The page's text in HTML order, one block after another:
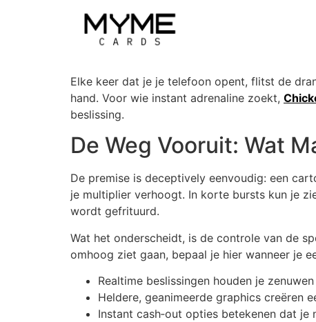
Elke keer dat je je telefoon opent, flitst de
hand. Voor wie instant adrenaline zoekt,
beslissing.
De Weg Vooruit: Wat
De premise is deceptively eenvoudig: een
je multiplier verhoogt. In korte bursts kun je
wordt gefrituurd.
Wat het onderscheidt, is de controle van de
omhoog ziet gaan, bepaal je hier wanneer je
Realtime beslissingen houden je
Heldere, geanimeerde graphics creëren
Instant cash‑out opties betekenen dat